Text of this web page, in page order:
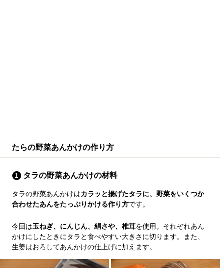
たらの野菜あんかけの作り方
タラの野菜あんかけの材料
タラの野菜あんかけはカラッと揚げたタラに、野菜をいくつか
合わせたあんをたっぷりかける作り方です。
今回は玉ねぎ、にんじん、絹さや、椎茸を使用。それぞれあん
かけにしたときにタラと食べやすい大きさに切ります。また、
生姜はおろしてあんかけの仕上げに加えます。